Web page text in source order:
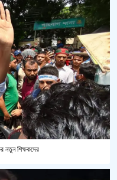
নতুন শিক্ষকদের